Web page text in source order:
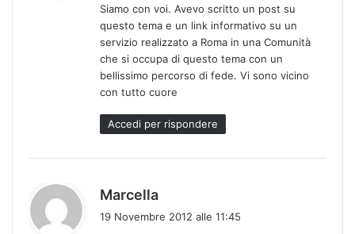
e
t
t
Siamo con voi. Avevo scritto un post su
questo tema e un link informativo su un
servizio realizzato a Roma in una Comunità
che si occupa di questo tema con un
bellissimo percorso di fede. Vi sono vicino
con tutto cuore
Accedi per rispondere
Marcella
19 Novembre 2012 alle 11:45